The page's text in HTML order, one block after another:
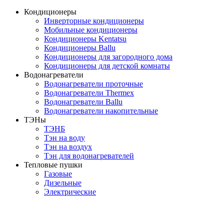
Кондиционеры
Инверторные кондиционеры
Мобильные кондиционеры
Кондиционеры Kentatsu
Кондиционеры Ballu
Кондиционеры для загородного дома
Кондиционеры для детской комнаты
Водонагреватели
Водонагреватели проточные
Водонагреватели Thermex
Водонагреватели Ballu
Водонагреватели накопительные
ТЭНы
ТЭНБ
Тэн на воду
Тэн на воздух
Тэн для водонагревателей
Тепловые пушки
Газовые
Дизельные
Электрические